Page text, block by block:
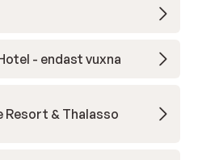
- endast vuxna
Resort & Thalasso